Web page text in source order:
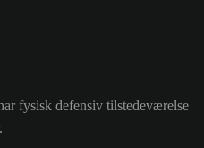
fysisk defensiv tilstedeværelse